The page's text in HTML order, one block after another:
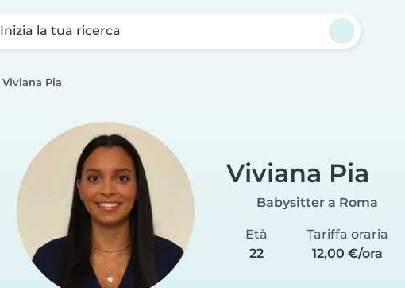
Inizia la tua ricerca
Viviana Pia
Viviana Pia
Babysitter a Roma
Età
22
Tariffa oraria
12,00 €/ora